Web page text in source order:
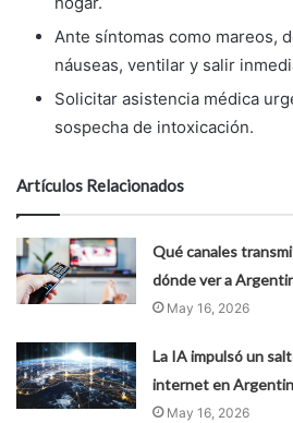
Ante síntomas como mareos,
náuseas, ventilar y salir
Solicitar asistencia médica
sospecha de intoxicación.
Artículos Relacionados
Qué canales
dónde ver a
May 16, 2026
La IA impulsó un
internet en
May 16, 2026